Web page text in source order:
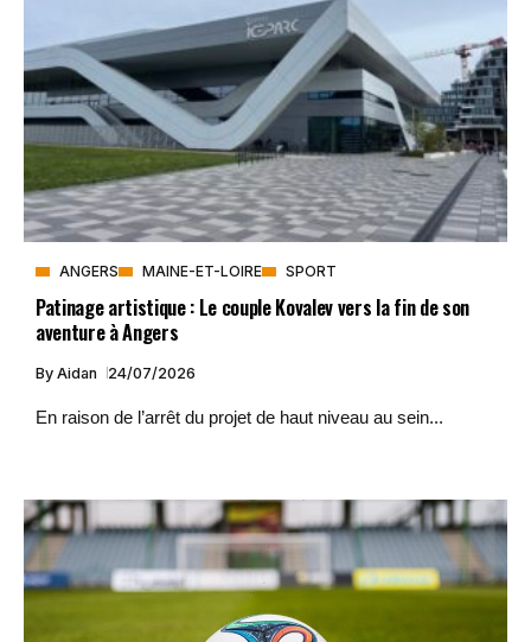
ANGERS MAINE-ET-LOIRE SPORT
Patinage artistique : Le couple Kovalev vers la fin de son
aventure à Angers
By Aidan 24/07/2026
En raison de l’arrêt du projet de haut niveau au sein...